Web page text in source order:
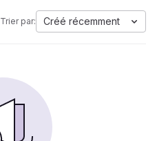
Trier par: Créé récemment